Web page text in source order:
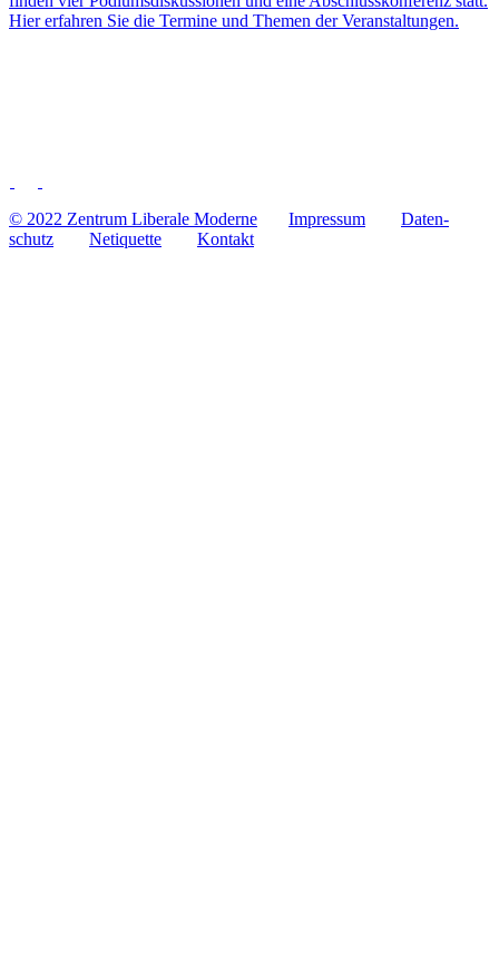
Hier erfah­ren Sie die Termine und Themen der Veranstaltungen.
© 2022 Zentrum Libe­rale Moderne Impres­sum
Daten­
schutz
Neti­quette Kontakt